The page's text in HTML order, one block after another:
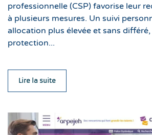
professionnelle (CSP) favorise leur
à plusieurs mesures. Un suivi
allocation plus élevée et sans différé,
protection...
Lire la suite